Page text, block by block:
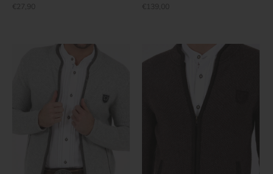
€27,90 €139,00